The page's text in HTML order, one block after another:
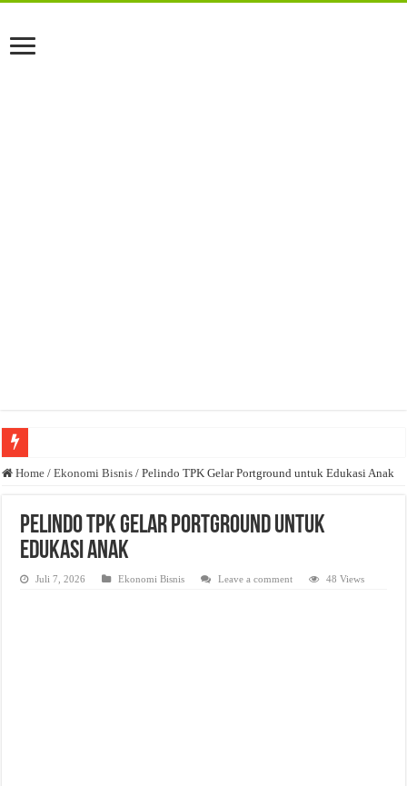
Anda butuh promosi usaha? Kontak ke Email redaksi@bisnisnasional.com
Dibutuhkan Marketing. Lamaran di-email ke redaksi@bisnisnasional.com
Home / Ekonomi Bisnis / Pelindo TPK Gelar Portground untuk Edukasi Anak
Pelindo TPK Gelar Portground untuk
Edukasi Anak
Juli 7, 2026 Ekonomi Bisnis Leave a comment 48 Views